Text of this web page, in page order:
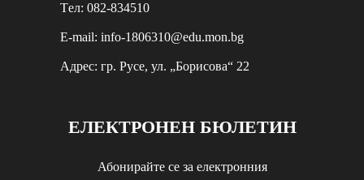
Tел: 082-834510
E-mail: info-1806310@edu.mon.bg
Aдрес: гр. Русе, ул. „Борисова“ 22
ЕЛЕКТРОНЕН БЮЛЕТИН
Абонирайте се за електронния